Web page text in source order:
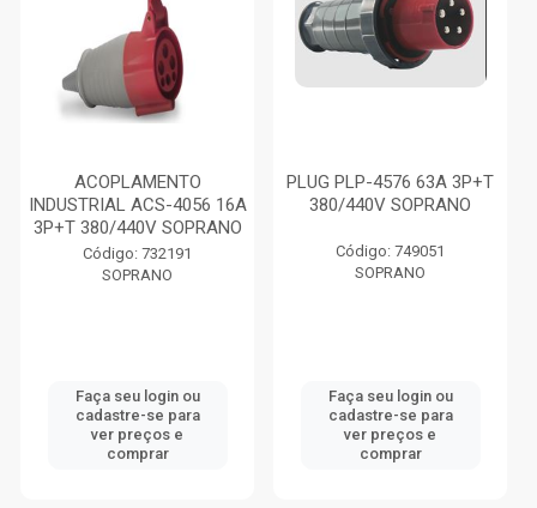
ACOPLAMENTO
INDUSTRIAL ACS-4056 16A
3P+T 380/440V SOPRANO
Código: 732191
SOPRANO
Faça seu login ou
cadastre-se para
ver preços e
comprar
PLUG PLP-4576 63A 3P+T
380/440V SOPRANO
Código: 749051
SOPRANO
Faça seu login ou
cadastre-se para
ver preços e
comprar